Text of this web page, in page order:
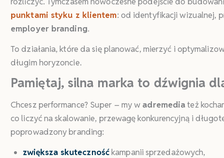
punktami styku z klientem: od identyfikacji wizualnej,
employer branding.
To działania, które da się planować, mierzyć i
długim horyzoncie.
Pamiętaj, silna marka to dźwignia
Chcesz performance? Super – my w adremediateż
co liczyć na skalowanie, przewagę konkurencyjną i
poprowadzony branding:
zwiększa skutecznośćkampanii sprzedażowych,